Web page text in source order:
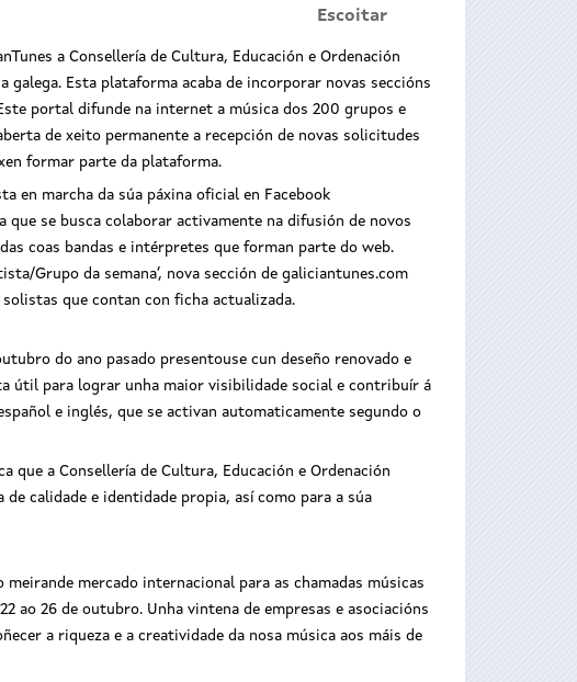
Escoitar
a Consellería de Cultura, Educación e Ordenación
Esta plataforma acaba de incorporar novas seccións
portal difunde na internet a música dos 200 grupos e
de xeito permanente a recepción de novas solicitudes
formar parte da plataforma.
en marcha da súa páxina oficial en Facebook
que se busca colaborar activamente na difusión de novos
coas bandas e intérpretes que forman parte do web.
Grupo da semana’, nova sección de galiciantunes.com
que contan con ficha actualizada.
do ano pasado presentouse cun deseño renovado e
útil para lograr unha maior visibilidade social e contribuír á
e inglés, que se activan automaticamente segundo o
que a Consellería de Cultura, Educación e Ordenación
calidade e identidade propia, así como para a súa
mercado internacional para as chamadas músicas
ao 26 de outubro. Unha vintena de empresas e asociacións
a riqueza e a creatividade da nosa música aos máis de